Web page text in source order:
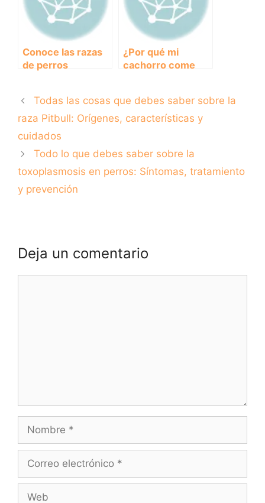
Conoce las razas
de perros
para convivir en
un hogar
¿Por qué mi
cachorro come
solucionarlo
Todas las cosas que debes saber sobre la
raza Pitbull: Orígenes, características y
cuidados
Todo lo que debes saber sobre la
toxoplasmosis en perros: Síntomas, tratamiento
y prevención
Deja un comentario